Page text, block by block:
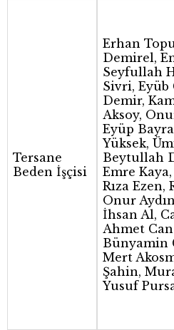
Tersane
Beden İşçisi
Erhan
Demirel,
Seyfullah
Sivri, Eyüb
Demir,
Aksoy,
Eyüp
Yüksek,
Beytullah
Emre
Rıza
Onur
İhsan Al,
Ahmet
Bünyamin
Mert
Şahin,
Yusuf